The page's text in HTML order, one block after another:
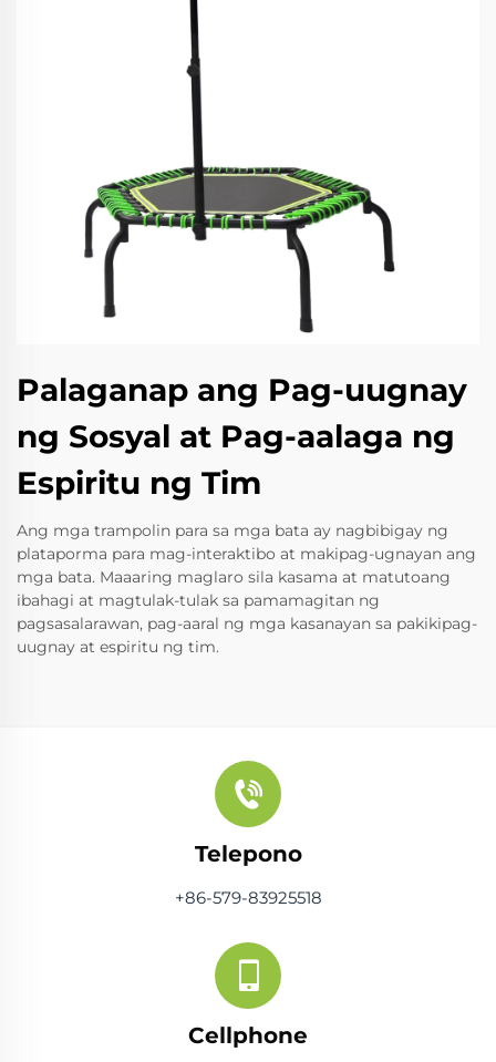
Palaganap ang Pag-uugnay
ng Sosyal at Pag-aalaga ng
Espiritu ng Tim
Ang mga trampolin para sa mga bata ay nagbibigay ng
plataporma para mag-interaktibo at makipag-ugnayan ang
mga bata. Maaaring maglaro sila kasama at matutoang
ibahagi at magtulak-tulak sa pamamagitan ng
pagsasalarawan, pag-aaral ng mga kasanayan sa pakikipag-
uugnay at espiritu ng tim.
Telepono
+86-579-83925518
Cellphone